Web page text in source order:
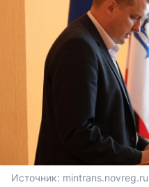
Источник: mintrans.novreg.ru